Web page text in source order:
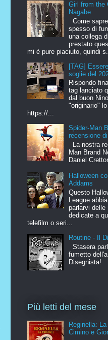
Girl from the
Nagabe
Come
spesso di
una collega
prestato
mi è pure piaciuto, quindi s...
[TAG]
soglie del
Rispondo
tag lanciato
dal buon
"originario"
https://...
Spider-Man
recensione
La nostra
Man Brand
Daniel
Halloween
Addams
Questo
League
parlarvi delle
dedicate a
telefilm o seri...
Routine - Il
Stasera
fumetto
Disegnista!
Più letti del mese
Reginella:
Cimino e